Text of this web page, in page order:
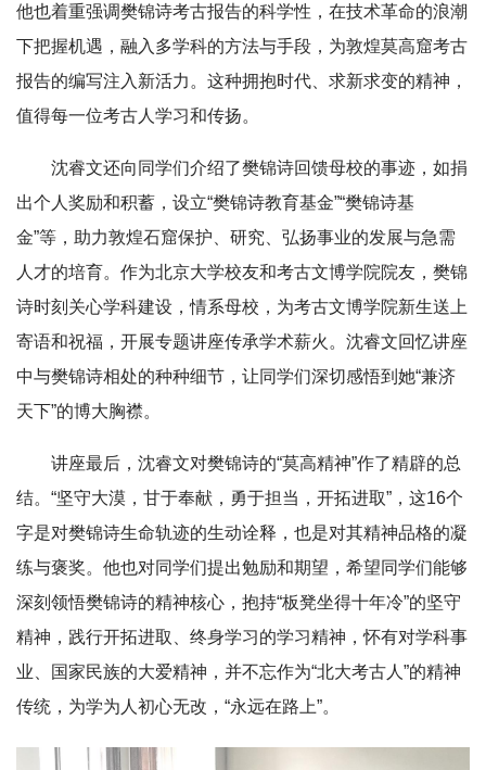
他也着重强调樊锦诗考古报告的科学性，在技术革命的浪潮
下把握机遇，融入多学科的方法与手段，为敦煌莫高窟考古
报告的编写注入新活力。这种拥抱时代、求新求变的精神，
值得每一位考古人学习和传扬。
沈睿文还向同学们介绍了樊锦诗回馈母校的事迹，如捐
出个人奖励和积蓄，设立“樊锦诗教育基金”“樊锦诗基
金”等，助力敦煌石窟保护、研究、弘扬事业的发展与急需
人才的培育。作为北京大学校友和考古文博学院院友，樊锦
诗时刻关心学科建设，情系母校，为考古文博学院新生送上
寄语和祝福，开展专题讲座传承学术薪火。沈睿文回忆讲座
中与樊锦诗相处的种种细节，让同学们深切感悟到她“兼济
天下”的博大胸襟。
讲座最后，沈睿文对樊锦诗的“莫高精神”作了精辟的总
结。“坚守大漠，甘于奉献，勇于担当，开拓进取”，这16个
字是对樊锦诗生命轨迹的生动诠释，也是对其精神品格的凝
练与褒奖。他也对同学们提出勉励和期望，希望同学们能够
深刻领悟樊锦诗的精神核心，抱持“板凳坐得十年冷”的坚守
精神，践行开拓进取、终身学习的学习精神，怀有对学科事
业、国家民族的大爱精神，并不忘作为“北大考古人”的精神
传统，为学为人初心无改，“永远在路上”。